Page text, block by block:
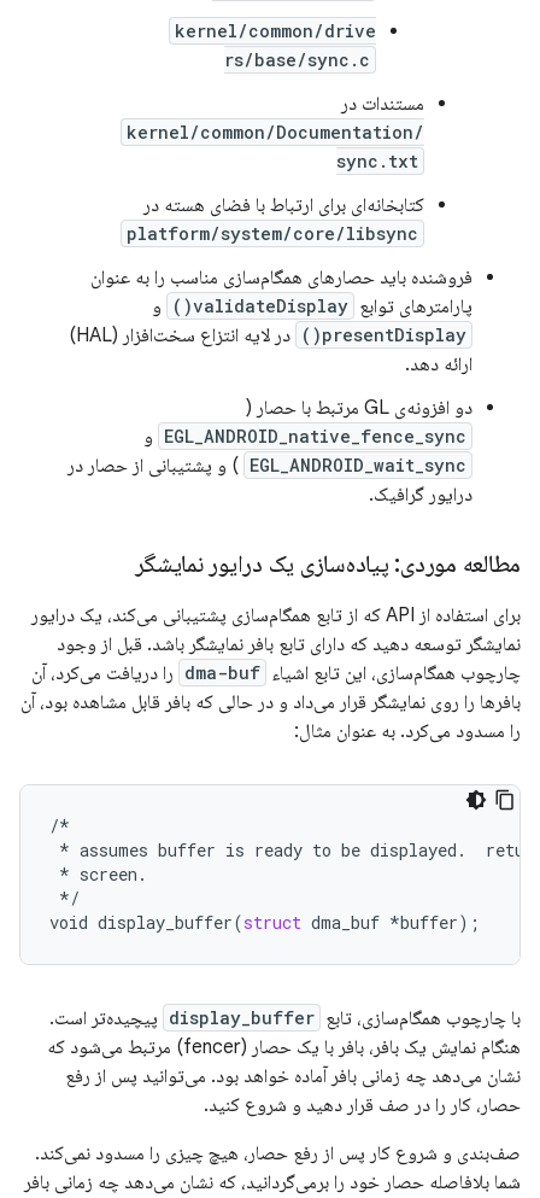
kernel/common/drive
rs/base/sync.c
مستندات در
kernel/common/Documentation/
sync.txt
کتابخانه‌ای برای ارتباط با فضای هسته در
platform/system/core/libsync
فروشنده باید حصارهای همگام‌سازی مناسب را به عنوان
پارامترهای توابع validateDisplay() و
presentDisplay()
در لایه انتزاع سخت‌افزار (HAL)
ارائه دهد.
دو افزونه‌ی GL مرتبط با حصار (
EGL_ANDROID_native_fence_sync و
EGL_ANDROID_wait_sync ) و پشتیبانی از حصار در
درایور گرافیک.
مطالعه موردی: پیاده‌سازی یک درایور نمایشگر
برای استفاده از API که از تابع همگام‌سازی پشتیبانی می‌کند، یک درایور
نمایشگر توسعه دهید که دارای تابع بافر نمایشگر باشد. قبل از وجود
چارچوب همگام‌سازی، این تابع اشیاء dma-buf را دریافت می‌کرد، آن
بافرها را روی نمایشگر قرار می‌داد و در حالی که بافر قابل مشاهده بود، آن
را مسدود می‌کرد. به عنوان مثال:
/*
* assumes buffer is ready to be displayed .
* screen .
*/
void display_buffer(struct dma_buf *buffer);
با چارچوب همگام‌سازی، تابع display_buffer پیچیده‌تر است.
هنگام نمایش یک بافر، بافر با یک حصار (fencer) مرتبط می‌شود که
نشان می‌دهد چه زمانی بافر آماده خواهد بود. می‌توانید پس از رفع
حصار، کار را در صف قرار دهید و شروع کنید.
صف‌بندی و شروع کار پس از رفع حصار، هیچ چیزی را مسدود نمی‌کند.
شما بلافاصله حصار خود را برمی‌گردانید، که نشان می‌دهد چه زمانی بافر